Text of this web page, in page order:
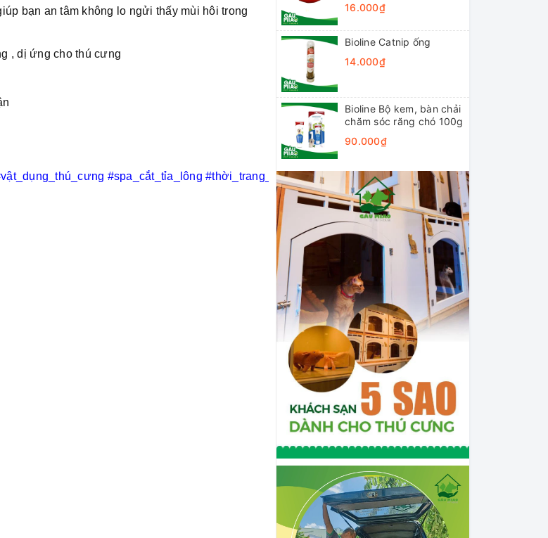
bạn an tâm không lo ngửi thấy mùi hôi trong
, dị ứng cho thú cưng
#spa_cắt_tỉa_lông #thời_trang_thú_cưng #khách_sạn_thú_cưng
16.000₫
Bioline Catnip ống
14.000₫
Bioline Bộ kem, bàn chải
chăm sóc răng chó 100g
90.000₫